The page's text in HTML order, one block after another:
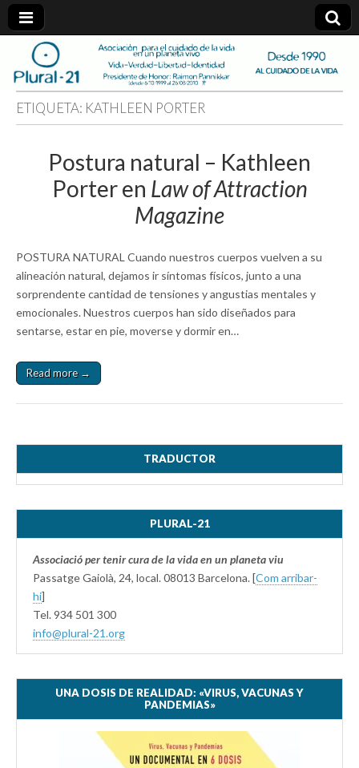
plural-
21.org
ETIQUETA: KATHLEEN PORTER
Postura natural – Kathleen
Porter en Law of Attraction
Magazine
POSTURA NATURAL Cuando nuestros cuerpos vuelven a su
alineación natural, dejamos ir síntomas físicos, junto a una
sorprendente cantidad de tensiones y angustias mentales y
emocionales. Nuestros cuerpos han sido diseñados para
sentarse, estar en pie, moverse y dormir en…
Read more →
TRADUCTOR
PLURAL-21
Associació per tenir cura de la vida en un planeta viu
Passatge Gaiolà, 24, local. 08013 Barcelona. [Com arribar-
hi]
Tel. 934 501 300
info@plural-21.org
UNA DOSIS DE REALIDAD: «VIRUS, VACUNAS Y
PANDEMIAS»